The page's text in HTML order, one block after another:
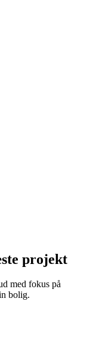
projekt
med fokus på
bolig.